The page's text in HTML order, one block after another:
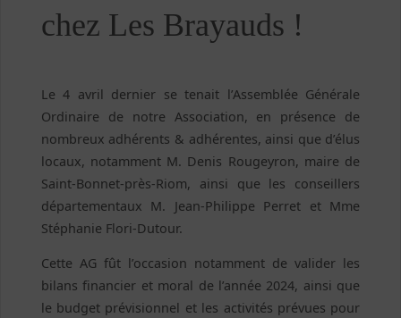
chez Les Brayauds !
Le 4 avril dernier se tenait l’Assemblée Générale
Ordinaire de notre Association, en présence de
nombreux adhérents & adhérentes, ainsi que d’élus
locaux, notamment M. Denis Rougeyron, maire de
Saint-Bonnet-près-Riom, ainsi que les conseillers
départementaux M. Jean-Philippe Perret et Mme
Stéphanie Flori-Dutour.
Cette AG fût l’occasion notamment de valider les
bilans financier et moral de l’année 2024, ainsi que
le budget prévisionnel et les activités prévues pour